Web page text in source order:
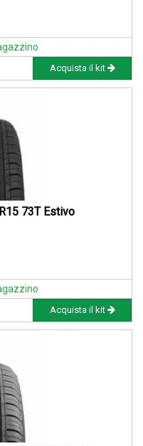
Acquista il kit
73T Estivo
Acquista il kit